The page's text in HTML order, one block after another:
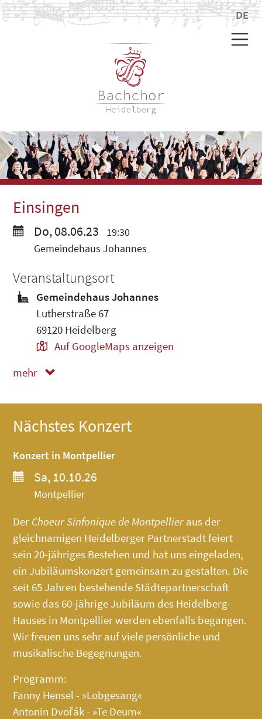
DE
Einsingen
Do, 08.06.23
19:30
Gemeindehaus Johannes
Veranstaltungsort
Gemeindehaus Johannes
Lutherstraße 67
69120 Heidelberg
Auf GoogleMaps anzeigen
mehr
Nächstes Konzert
Konzert in Montpellier
Sa, 10.10.26
Montpellier
Der Choeur Sinfonique de Montpellier aus der
gleichnamigen Heidelberger Partnerstadt feiert
sein 20-jähriges Bestehen und hat uns eingeladen,
ein Jubiläumskonzert gemeinsam zu gestalten. Die
seit 65 Jahren bestehende Städtepartnerschaft
sowie das 60-jährige Jubiläum des Heidelberg-
Hauses in Montpellier werden ebenfalls begangen.
Wir freuen uns sehr auf viele persönliche und
musikalische Begegnungen.
Programm:
Fanny Hensel - »Lobgesang«
Antonin Dvořák - »Te Deum«